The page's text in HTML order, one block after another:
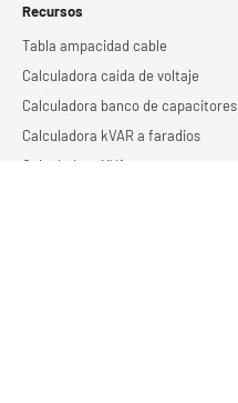
Recursos
Tabla ampacidad cable
Calculadora caída de voltaje
Calculadora banco de capacitores
Calculadora kVAR a faradios
Calculadora KVA